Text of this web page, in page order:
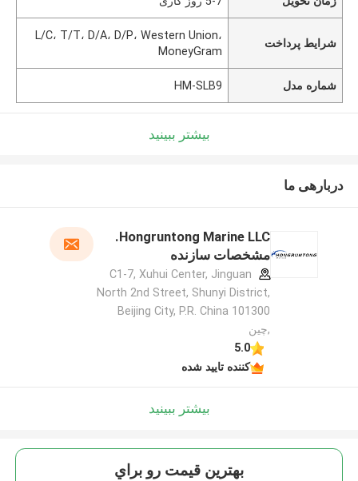
شرایط پرداخت
L/C، T/T، D/A، D/P، Western Union،
MoneyGram
شماره مدل HM-SLB9
بیشتر ببینید
دربارهی ما
Hongruntong Marine LLC.
مشخصات سازنده
C1-7, Xuhui Center, Jinguan
North 2nd Street, Shunyi District,
Beijing City, P.R. China 101300
,چین
5.0
کننده تایید شده
بیشتر ببینید
بهترين قيمت رو براي